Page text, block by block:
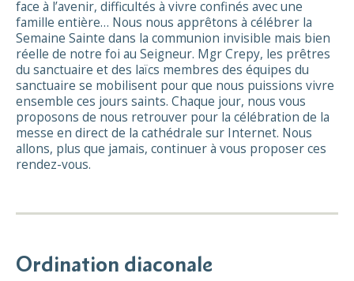
face à l’avenir, difficultés à vivre confinés avec une
famille entière… Nous nous apprêtons à célébrer la
Semaine Sainte dans la communion invisible mais bien
réelle de notre foi au Seigneur. Mgr Crepy, les prêtres
du sanctuaire et des laïcs membres des équipes du
sanctuaire se mobilisent pour que nous puissions vivre
ensemble ces jours saints. Chaque jour, nous vous
proposons de nous retrouver pour la célébration de la
messe en direct de la cathédrale sur Internet. Nous
allons, plus que jamais, continuer à vous proposer ces
rendez-vous.
Ordination diaconale